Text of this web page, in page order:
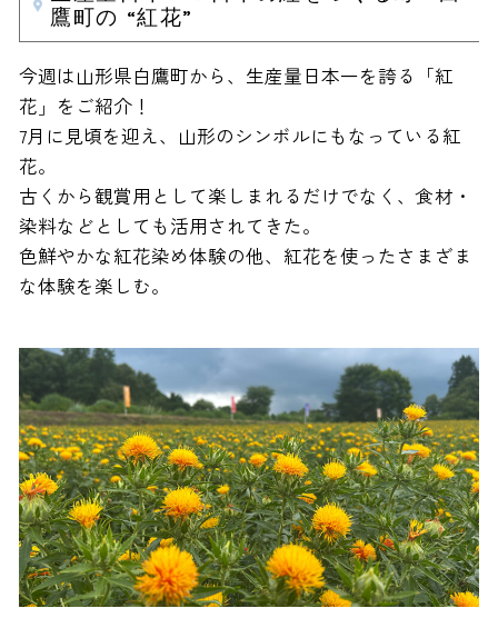
鷹町の “紅花”
今週は山形県白鷹町から、生産量日本一を誇る「紅
花」をご紹介！
7月に見頃を迎え、山形のシンボルにもなっている紅
花。
古くから観賞用として楽しまれるだけでなく、食材・
染料などとしても活用されてきた。
色鮮やかな紅花染め体験の他、紅花を使ったさまざま
な体験を楽しむ。